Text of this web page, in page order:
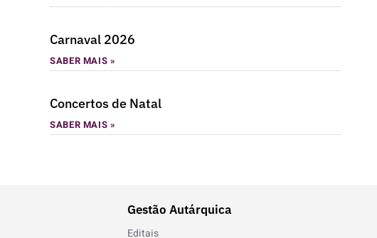
Carnaval 2026
SABER MAIS »
Concertos de Natal
SABER MAIS »
Gestão Autárquica
Editais